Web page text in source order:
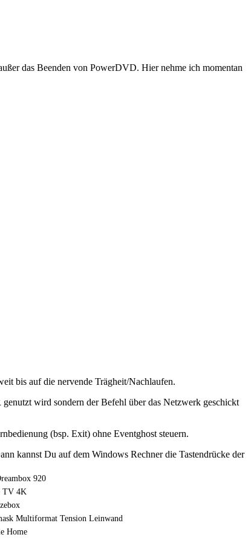
das Beenden von PowerDVD. Hier nehme ich momentan
bis auf die nervende Trägheit/Nachlaufen.
wird sondern der Befehl über das Netzwerk geschickt
(bsp. Exit) ohne Eventghost steuern.
kannst Du auf dem Windows Rechner die Tastendrücke der
920
TV 4K
Multiformat Tension Leinwand
Home